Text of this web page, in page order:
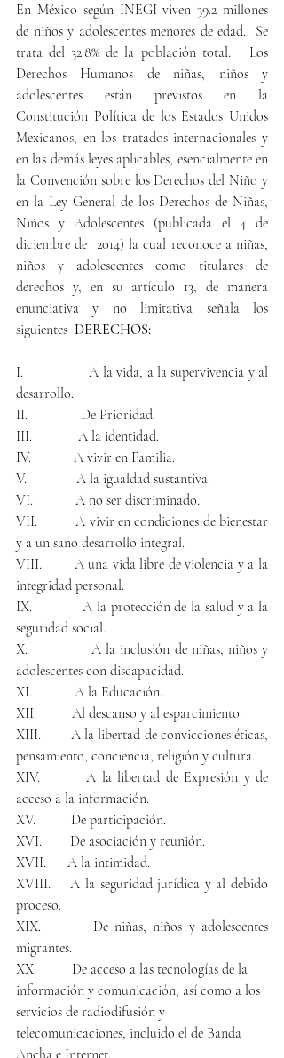
En México según INEGI viven 39.2 millones
de niños y adolescentes menores de edad.  Se
trata del 32.8% de la población total.   Los
Derechos Humanos de niñas, niños y
adolescentes están previstos en la
Constitución Política de los Estados Unidos
Mexicanos, en los tratados internacionales y
en las demás leyes aplicables, esencialmente en
la Convención sobre los Derechos del Niño y
en la Ley General de los Derechos de Niñas,
Niños y Adolescentes (publicada el 4 de
diciembre de  2014) la cual reconoce a niñas,
niños y adolescentes como titulares de
derechos y, en su artículo 13, de manera
enunciativa y no limitativa señala los
siguientes DERECHOS:
I.                 A la vida, a la supervivencia y al
desarrollo.
II.               De Prioridad.
III.             A la identidad.
IV.            A vivir en Familia.
V.              A la igualdad sustantiva.
VI.            A no ser discriminado.
VII.          A vivir en condiciones de bienestar
y a un sano desarrollo integral.
VIII.        A una vida libre de violencia y a la
integridad personal.
IX.            A la protección de la salud y a la
seguridad social.
X.              A la inclusión de niñas, niños y
adolescentes con discapacidad.
XI.            A la Educación.
XII.          Al descanso y al esparcimiento.
XIII.        A la libertad de convicciones éticas,
pensamiento, conciencia, religión y cultura.
XIV.        A la libertad de Expresión y de
acceso a la información.
XV.          De participación.
XVI.        De asociación y reunión.
XVII.      A la intimidad.
XVIII.    A la seguridad jurídica y al debido
proceso.
XIX.        De niñas, niños y adolescentes
migrantes.
XX.          De acceso a las tecnologías de la
información y comunicación, así como a los
servicios de radiodifusión y
telecomunicaciones, incluido el de Banda
Ancha e Internet.